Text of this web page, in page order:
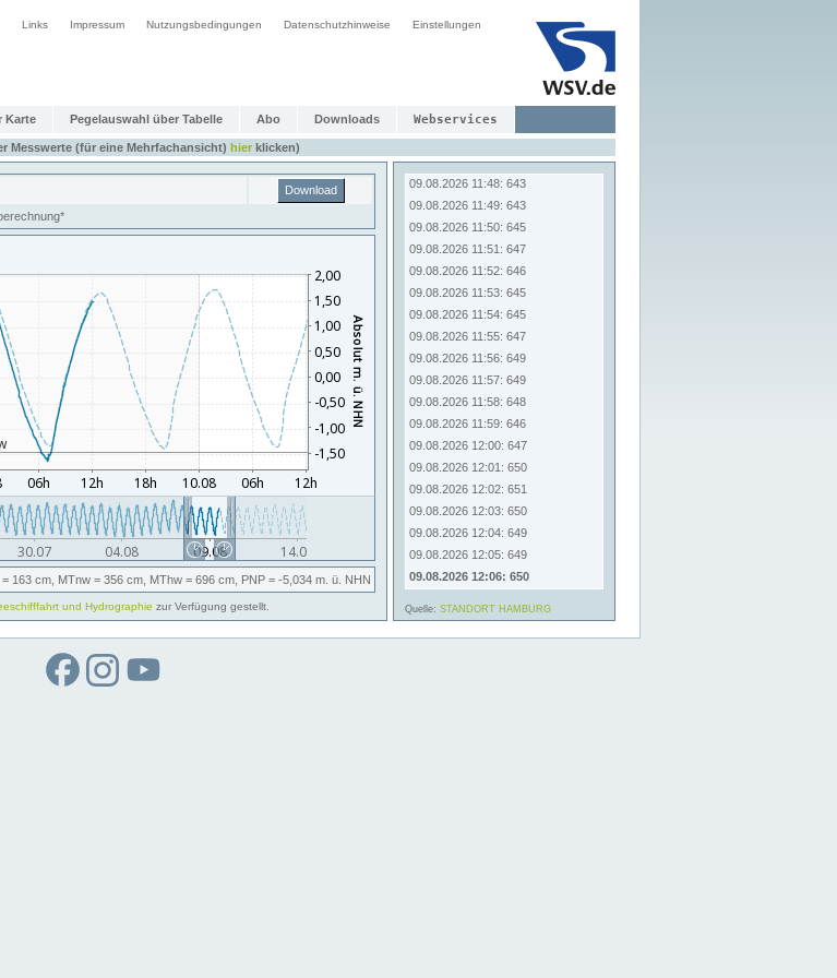
Links Impressum Nutzungsbedingungen Datenschutzhinweise Einstellungen
Karte Pegelauswahl über Tabelle Abo Downloads Webservices
Messwerte (für eine Mehrfachansicht) hierklicken)
Download
= 163 cm, MTnw = 356 cm, MThw = 696 cm, PNP = -5,034 m. ü. NHN
und Hydrographie zur Verfügung gestellt.
09.08.2026 11:41: 639
09.08.2026 11:45: 641
09.08.2026 11:46: 643
09.08.2026 11:47: 643
09.08.2026 11:48: 643
09.08.2026 11:49: 643
09.08.2026 11:50: 645
09.08.2026 11:51: 647
09.08.2026 11:52: 646
09.08.2026 11:53: 645
09.08.2026 11:54: 645
09.08.2026 11:55: 647
09.08.2026 11:56: 649
09.08.2026 11:57: 649
09.08.2026 11:58: 648
09.08.2026 11:59: 646
09.08.2026 12:00: 647
09.08.2026 12:01: 650
09.08.2026 12:02: 651
09.08.2026 12:03: 650
09.08.2026 12:04: 649
09.08.2026 12:05: 649
09.08.2026 12:06: 650
Quelle: STANDORT HAMBURG